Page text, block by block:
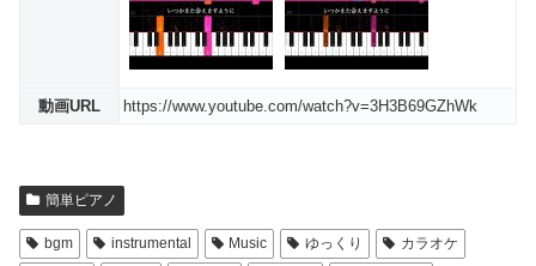
動画URL https://www.youtube.com/watch?v=3H3B69GZhWk
簡単ピアノ
bgm instrumental Music ゆっくり
カラオケ